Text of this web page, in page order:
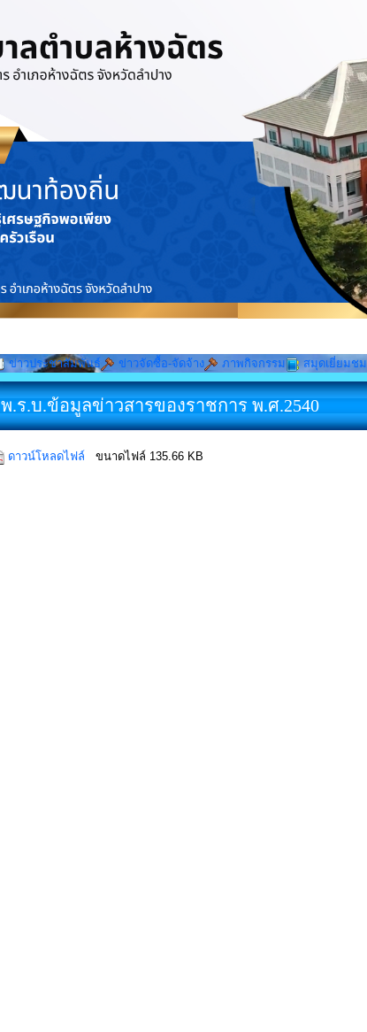
ข่าวประชาสัมพันธ์ ข่าวจัดซื้อ-จัดจ้าง ภาพกิจกรรม สมุดเยี่ยมชม
พ.ร.บ.ข้อมูลข่าวสารของราชการ พ.ศ.2540
ดาวน์โหลดไฟล์ ขนาดไฟล์ 135.66 KB